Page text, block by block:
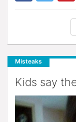
Misteaks
Kids say